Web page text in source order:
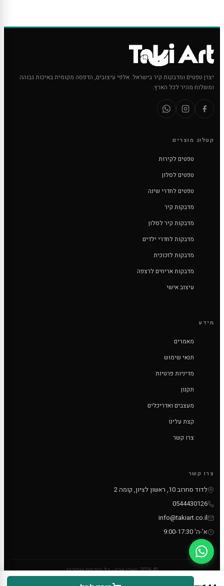
יצרן טפטים ומדבקות קיר בישראל. אלפי עיצובים, הדפסה מקומית באיכות גבוהה
ומשלוח מהיר לכל הארץ.
קטלוג מוצרים
טפטים לקירות
טפטים לסלון
טפטים לחדרי שינה
מדבקות קיר
מדבקות קיר לסלון
מדבקות לחדרי ילדים
מדבקות לזכוכית
מדבקות אריחים לרצפה
עיצוב אישי
מידע
מאמרים
תנאי שימוש
מדיניות פרטיות
תקנון
מעצבים ואדריכלים
קצת עלינו
צרו קשר
צרו קשר
לדוד סחרוב 10, ראשון לציון, קומה 2
0544430126
info@takiart.co.il
א'-ה' 9:00-17:30
© 2026 טאקי ארט - כל הזכויות שמורות